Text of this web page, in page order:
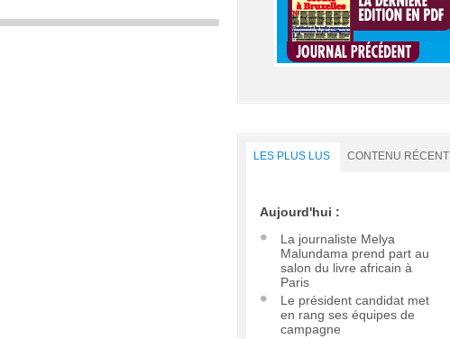
LES PLUS LUS CONTENU RÉCENT
Aujourd'hui :
La journaliste Melya
Malundama prend part au
salon du livre africain à
Paris
Le président candidat met
en rang ses équipes de
campagne